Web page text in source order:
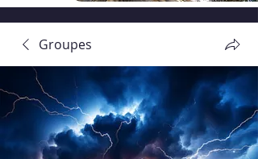
Groupes